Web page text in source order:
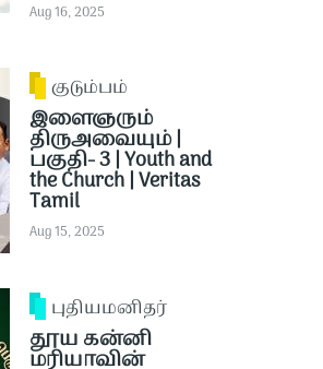
Aug 16, 2025
குடும்பம்
இளைஞரும்
திருஅவையும் |
பகுதி- 3 | Youth and
the Church | Veritas
Tamil
Aug 15, 2025
புதியமனிதர்
தூய கன்னி
மரியாவின்